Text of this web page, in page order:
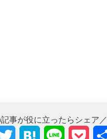
事が役に立ったらシェア／